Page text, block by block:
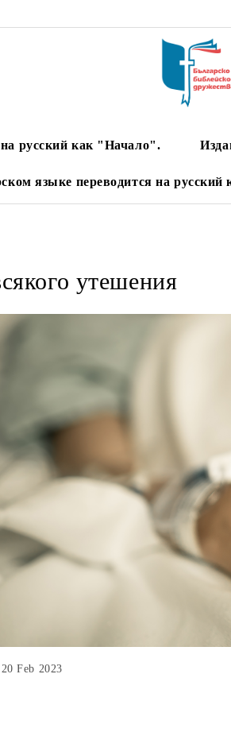
русский как "Начало".
языке переводится на
утешения
Feb 2023